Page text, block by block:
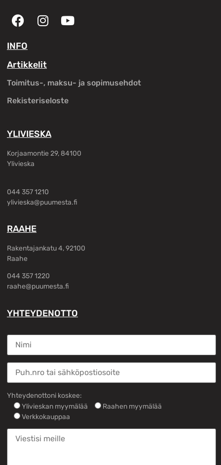
INFO
Artikkelit
Toimitus-, maksu- ja sopimusehdot
Rekisteriseloste
YLIVIESKA
Korjaamontie 29, 84100
Ylivieska
044 357 1210
ylivieska@puumesta.fi
RAAHE
Rakentajankatu 4, 92100
Raahe
044 357 1220
raahe@puumesta.fi
YHTEYDENOTTO
Yhteydenottoni koskee:
Ylivieskan myymälää
Raahen myymälää
Verkkokauppaa